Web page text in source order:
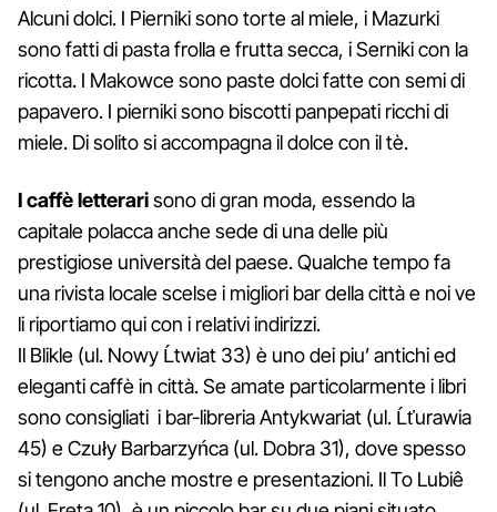
Alcuni dolci. I Pierniki sono torte al miele, i Mazurki
sono fatti di pasta frolla e frutta secca, i Serniki con la
ricotta. I Makowce sono paste dolci fatte con semi di
papavero. I pierniki sono biscotti panpepati ricchi di
miele. Di solito si accompagna il dolce con il tè.
I caffè letterarisono di gran moda, essendo la
capitale polacca anche sede di una delle più
prestigiose università del paese. Qualche tempo fa
una rivista locale scelse i migliori bar della città e noi ve
li riportiamo qui con i relativi indirizzi.
Il Blikle (ul. Nowy Ĺtwiat 33) è uno dei piu’ antichi ed
eleganti caffè in città. Se amate particolarmente i libri
sono consigliati i bar-libreria Antykwariat (ul. Ĺťurawia
45) e Czuły Barbarzyńca (ul. Dobra 31), dove spesso
si tengono anche mostre e presentazioni. Il To Lubiê